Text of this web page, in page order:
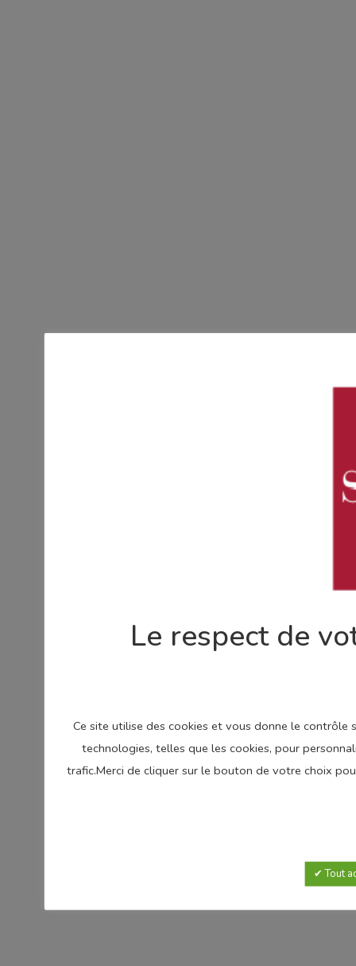
Le respect de
Ce site utilise des cookies et vous donne le
technologies, telles que les cookies, pour
trafic.Merci de cliquer sur le bouton de votre choix
Tout